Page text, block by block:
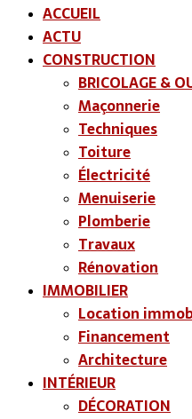
ACCUEIL
ACTU
CONSTRUCTION
BRICOLAGE &
Maçonnerie
Techniques
Toiture
Électricité
Menuiserie
Plomberie
Travaux
Rénovation
IMMOBILIER
Location
Financement
Architecture
INTÉRIEUR
DÉCORATION